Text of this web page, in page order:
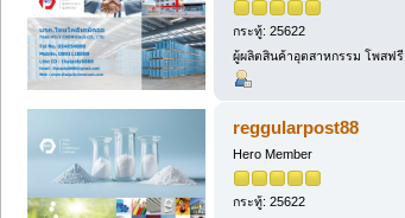
กระทู้: 25622
ผู้ผลิตสินค้าอุตสาหกรรม โพสฟรี
reggularpost88
Hero Member
กระทู้: 25622